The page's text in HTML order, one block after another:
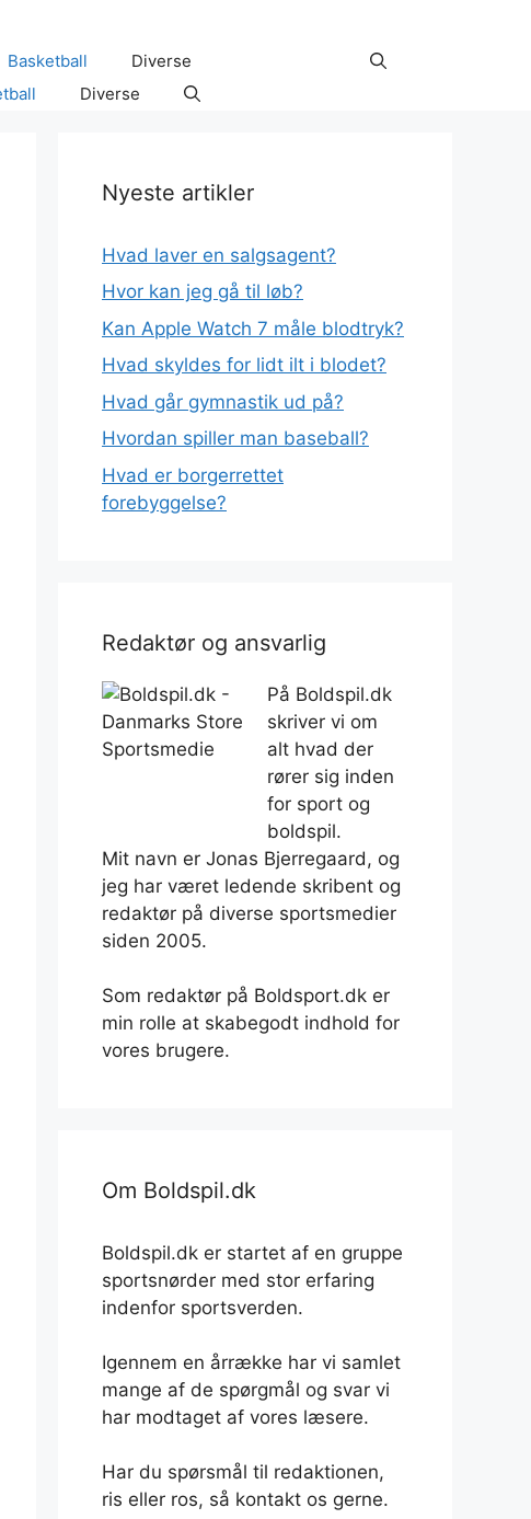
Basketball
Diverse
Diverse
Nyeste artikler
Hvad laver en salgsagent?
Hvor kan jeg gå til løb?
Kan Apple Watch 7 måle blodtryk?
Hvad skyldes for lidt ilt i blodet?
Hvad går gymnastik ud på?
Hvordan spiller man baseball?
Hvad er borgerrettet
forebyggelse?
Redaktør og ansvarlig
På Boldspil.dk
skriver vi om
alt hvad der
rører sig inden
for sport og
boldspil.
Mit navn er Jonas Bjerregaard, og
jeg har været ledende skribent og
redaktør på diverse sportsmedier
siden 2005.
Som redaktør på Boldsport.dk er
min rolle at skabegodt indhold for
vores brugere.
Om Boldspil.dk
Boldspil.dk er startet af en gruppe
sportsnørder med stor erfaring
indenfor sportsverden.
Igennem en årrække har vi samlet
mange af de spørgmål og svar vi
har modtaget af vores læsere.
Har du spørsmål til redaktionen,
ris eller ros, så kontakt os gerne.